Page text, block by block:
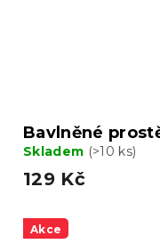
Bavlněné
Skladem (>10 ks)
129 Kč
Akce